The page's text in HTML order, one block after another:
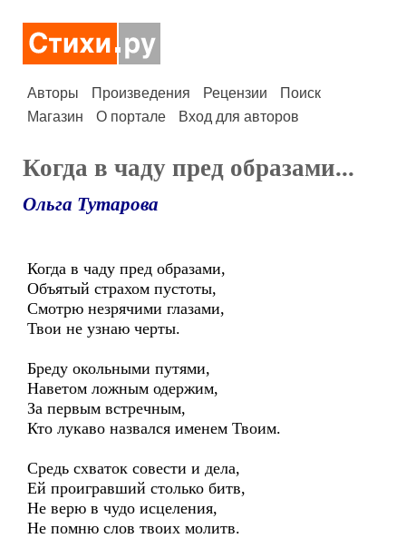
Авторы Произведения Рецензии
Поиск
Магазин
О портале Вход для авторов
Когда в чаду пред образами...
Ольга Тутарова
Когда в чаду пред образами,
Объятый страхом пустоты,
Смотрю незрячими глазами,
Твои не узнаю черты.
Бреду окольными путями,
Наветом ложным одержим,
За первым встречным,
Кто лукаво назвался именем Твоим.
Средь схваток совести и дела,
Ей проигравший столько битв,
Не верю в чудо исцеления,
Не помню слов твоих молитв.